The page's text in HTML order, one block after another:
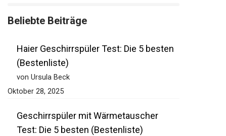
Beliebte Beiträge
Haier Geschirrspüler Test: Die 5 besten
(Bestenliste)
von Ursula Beck
Oktober 28, 2025
Geschirrspüler mit Wärmetauscher
Test: Die 5 besten (Bestenliste)